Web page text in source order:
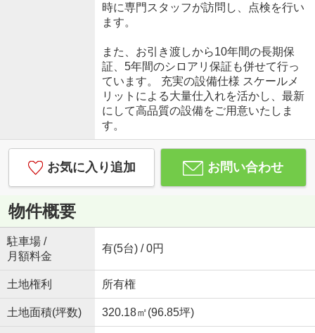
時に専門スタッフが訪問し、点検を行い
ます。
また、お引き渡しから10年間の長期保
証、5年間のシロアリ保証も併せて行っ
ています。 充実の設備仕様 スケールメ
リットによる大量仕入れを活かし、最新
にして高品質の設備をご用意いたしま
す。
お気に入り追加 お問い合わせ
物件概要
駐車場 /
月額料金
有(5台) / 0円
土地権利 所有権
土地面積(坪数) 320.18㎡(96.85坪)